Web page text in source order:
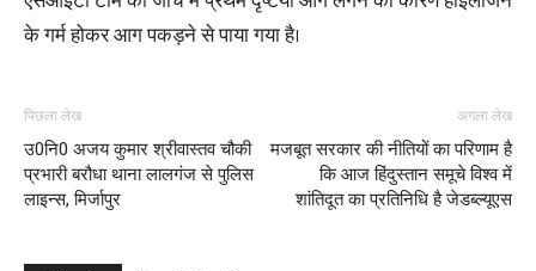
के गर्म होकर आग पकड़ने से पाया गया है।
पिछला लेख
उ0नि0 अजय कुमार श्रीवास्तव चौकी
प्रभारी बरौधा थाना लालगंज से पुलिस
लाइन्स, मिर्जापुर
अगला लेख
मजबूत सरकार की नीतियों का परिणाम है
कि आज हिंदुस्तान समूचे विश्व में
शांतिदूत का प्रतिनिधि है जेडब्ल्यूएस